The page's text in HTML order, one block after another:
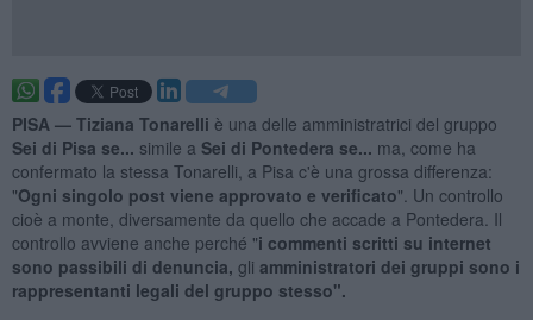
PISA — Tiziana Tonarelli è una delle amministratrici del gruppo
Sei di Pisa se... simile a Sei di Pontedera se... ma, come ha
confermato la stessa Tonarelli, a Pisa c'è una grossa differenza:
"Ogni singolo post viene approvato e verificato". Un controllo
cioè a monte, diversamente da quello che accade a Pontedera. Il
controllo avviene anche perché "i commenti scritti su internet
sono passibili di denuncia, gli amministratori dei gruppi sono i
rappresentanti legali del gruppo stesso".